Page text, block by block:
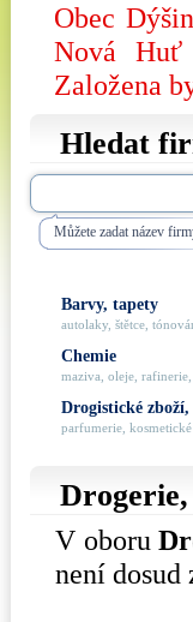
Obec
Nová Huť
Založena
Hledat
Můžete zadat název
Barvy, tapety
autolaky, štětce,
Chemie
maziva, oleje, rafinerie,
Drogistické
parfumerie,
Drogerie,
V oboru
není dosud